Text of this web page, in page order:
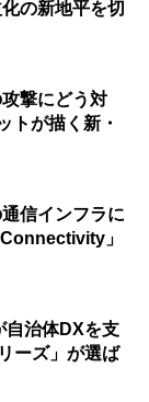
の新地平を切
撃にどう対
が描く新・
信インフラに
」
自治体DXを支
ーズ」が選ば